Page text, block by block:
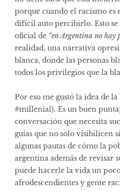
porque cuando el racismo es
difícil auto percibirlo. Esto se
oficial de “en Argentina no hay
realidad, una narrativa
blanca, donde las personas
todos los privilegios que la
Por eso me gustó la idea de
#millenial). Es un buen
conversación que necesita
guías que no solo visibilicen
algunas pautas de cómo la
argentina además de revisar
puede hacerle la vida un
afrodescendientes y gente